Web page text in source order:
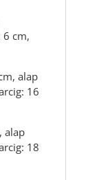
6 cm,
alap
16
alap
18